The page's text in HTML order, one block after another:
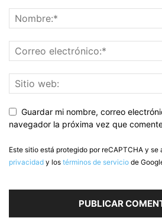
Guardar mi nombre, correo
navegador la próxima vez que
Este sitio está protegido por reCAPTCHA y se
privacidad y los términos de servicio de